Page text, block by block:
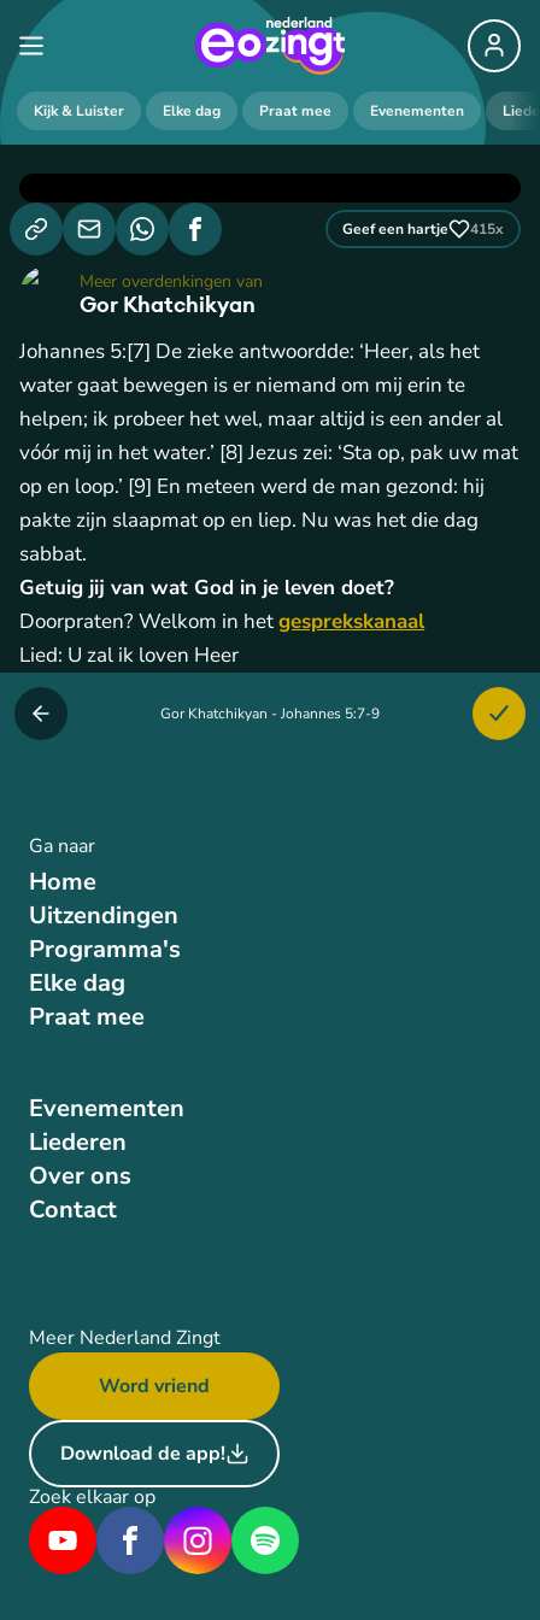
Kijk & Luister Elke dag Praat mee Evenementen
Gor Khatchikyan - Johannes 5:7-9
Geef een hartje 415x
Gor Khatchikyan
Meer overdenkingen van
Johannes 5:[7] De zieke antwoordde: ‘Heer, als het
water gaat bewegen is er niemand om mij erin te
helpen; ik probeer het wel, maar altijd is een ander al
vóór mij in het water.’ [8] Jezus zei: ‘Sta op, pak uw mat
op en loop.’ [9] En meteen werd de man gezond: hij
pakte zijn slaapmat op en liep. Nu was het die dag
sabbat.
Getuig jij van wat God in je leven doet?
Doorpraten? Welkom in hetgesprekskanaal
Lied: U zal ik loven Heer
Ga naar
Home
Uitzendingen
Programma's
Elke dag
Praat mee
Evenementen
Liederen
Over ons
Contact
Meer Nederland Zingt
Word vriend
Download de app!
Zoek elkaar op